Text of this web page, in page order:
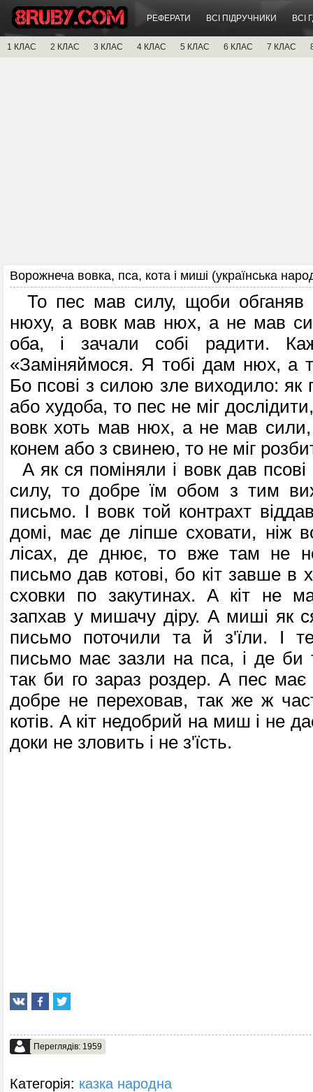
РЕФЕРАТИ ВСІ ПІДРУЧНИКИ ВСІ
1 КЛАС 2 КЛАС 3 КЛАС 4 КЛАС 5 КЛАС 6 КЛАС 7 КЛАС
Ворожнеча вовка, пса, кота і миші (українська
То пес мав силу, щоби обганяв
нюху, а вовк мав нюх, а не мав
оба, і зачали собі радити.
«Заміняймося. Я тобі дам нюх, а
Бо псові з силою зле виходило: як
або худоба, то пес не міг
вовк хоть мав нюх, а не мав
конем або з свинею, то не міг
А як ся поміняли і вовк дав
силу, то добре їм обом з тим
письмо. І вовк той контрахт
домі, має де ліпше сховати, ніж
лісах, де днює, то вже там не
письмо дав котові, бо кіт завше в
сховки по закутинах. А кіт не
запхав у мишачу діру. А миші як
письмо поточили та й з'їли. І
письмо має зазли на пса, і де би
так би го зараз роздер. А пес
добре не переховав, так же ж
котів. А кіт недобрий на миш і не
доки не зловить і не з'їсть.
Переглядів: 1959
Категорія: казка народна